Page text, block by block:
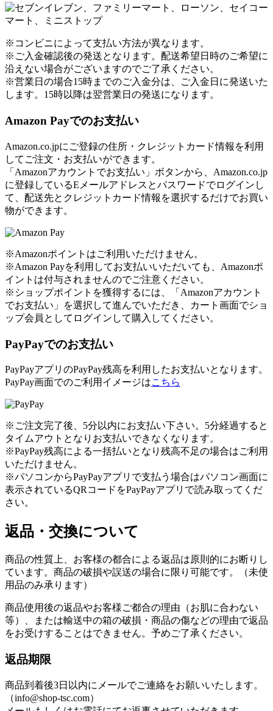
※コンビニによって支払い方法が異なります。
※ご入金確認後の発送となります。配送希望日時のご希望に
沿えない場合がございますのでご了承ください。
※営業日の場合15時までのご入金分は、ご入金日に発送いた
します。15時以降は翌営業日の発送になります。
Amazon Payでのお支払い
Amazon.co.jpにご登録の住所・クレジットカード情報を利用
してご注文・お支払いができます。
「Amazonアカウントでお支払い」ボタンから、Amazon.co.jp
に登録しているEメールアドレスとパスワードでログインし
て、配送先とクレジットカード情報を選択するだけでお買い
物ができます。
※Amazonポイントはご利用いただけません。
※Amazon Payを利用してお支払いいただいても、Amazonポ
イントは付与されませんのでご注意ください。
※ショップポイントを獲得するには、「Amazonアカウント
でお支払い」を選択して進んでいただき、カート画面でショ
ップ会員としてログインして購入してください。
PayPayでのお支払い
PayPayアプリのPayPay残高を利用したお支払いとなります。
PayPay画面でのご利用イメージはこちら
※ご注文完了後、5分以内にお支払い下さい。5分経過すると
タイムアウトとなりお支払いできなくなります。
※PayPay残高による一括払いとなり残高不足の場合はご利用
いただけません。
※パソコンからPayPayアプリで支払う場合はパソコン画面に
表示されているQRコードをPayPayアプリで読み取ってくだ
さい。
返品・交換について
商品の性質上、お客様の都合による返品は原則的にお断りし
ています。商品の破損や誤送の場合に限り可能です。（未使
用品のみ承ります）
商品使用後の返品やお客様ご都合の理由（お肌に合わない
等）、または輸送中の箱の破損・商品の傷などの理由で返品
をお受けすることはできません。予めご了承ください。
返品期限
商品到着後3日以内にメールでご連絡をお願いいたします。
（info@shop-tsc.com）